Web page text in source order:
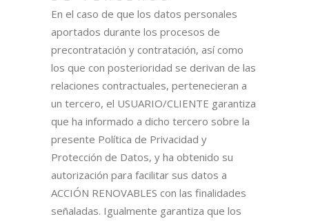
En el caso de que los datos personales
aportados durante los procesos de
precontratación y contratación, así como
los que con posterioridad se derivan de las
relaciones contractuales, pertenecieran a
un tercero, el USUARIO/CLIENTE garantiza
que ha informado a dicho tercero sobre la
presente Política de Privacidad y
Protección de Datos, y ha obtenido su
autorización para facilitar sus datos a
ACCIÓN RENOVABLES con las finalidades
señaladas. Igualmente garantiza que los